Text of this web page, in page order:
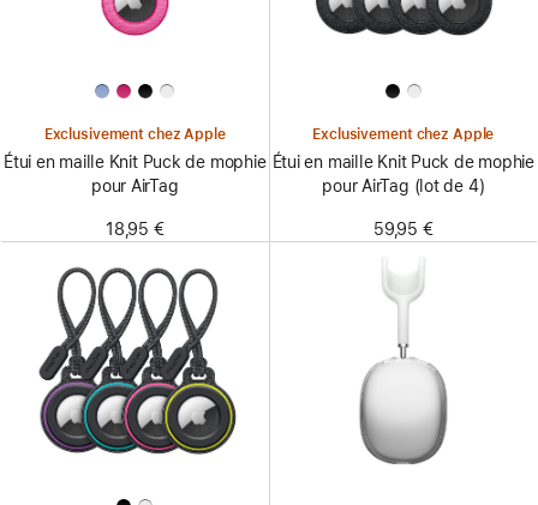
Exclusivement chez Apple
Étui en maille Knit Puck de mophie
pour AirTag
18,95 €
Exclusivement chez Apple
Étui en maille Knit Puck de mophie
pour AirTag (lot de 4)
59,95 €